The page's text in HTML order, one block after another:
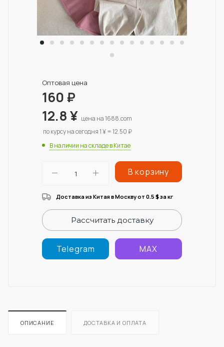
Оптовая цена
160₽
12.8¥ цена на 1688.com
по курсу на сегодня 1 ¥ = 12.50 ₽
В наличии на складе в Китае
В корзину
Доставка из Китая в Москву от 0.5 $за кг
Рассчитать доставку
Telegram MAX
ОПИСАНИЕ ДОСТАВКА И ОПЛАТА